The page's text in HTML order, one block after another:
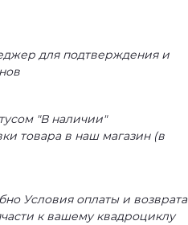
для подтверждения и
"В наличии"
товара в наш магазин (в
Условия оплаты и возврата
к вашему квадроциклу